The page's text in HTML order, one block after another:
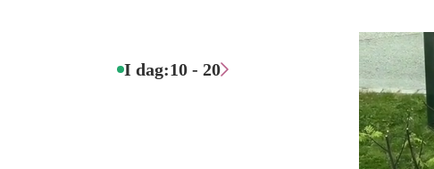
I dag:10 - 20